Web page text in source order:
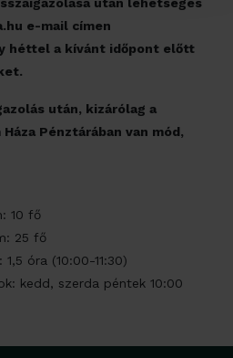
után lehetséges
e-mail címen
héttel a kívánt időpont előtt
után, kizárólag a
Pénztárában van mód,
10 fő
25 fő
óra (10:00-11:30)
kedd, szerda péntek 10:00